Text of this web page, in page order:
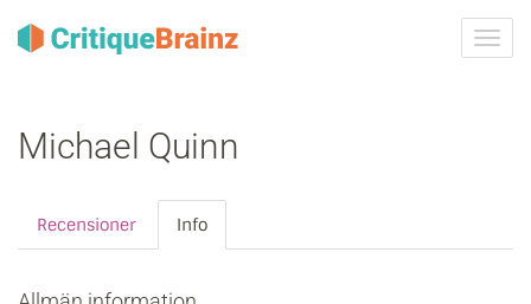
Växla
Michael Quinn
Recensioner Info